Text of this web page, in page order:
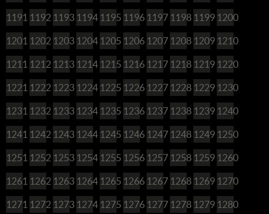
1191 1192 1193 1194 1195 1196 1197 1198 1199 1200
1201 1202 1203 1204 1205 1206 1207 1208 1209 1210
1211 1212 1213 1214 1215 1216 1217 1218 1219 1220
1221 1222 1223 1224 1225 1226 1227 1228 1229 1230
1231 1232 1233 1234 1235 1236 1237 1238 1239 1240
1241 1242 1243 1244 1245 1246 1247 1248 1249 1250
1251 1252 1253 1254 1255 1256 1257 1258 1259 1260
1261 1262 1263 1264 1265 1266 1267 1268 1269 1270
1271 1272 1273 1274 1275 1276 1277 1278 1279 1280